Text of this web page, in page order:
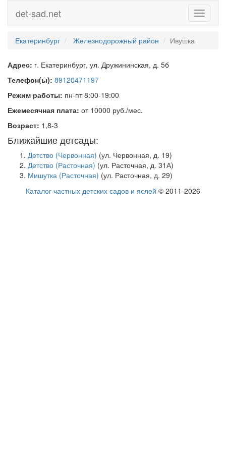
Toggle
det-sad.net
Екатеринбург Железнодорожный район Ивушка
Адрес: г. Екатеринбург, ул. Дружининская, д. 5б
Телефон(ы): 89120471197
Режим работы: пн-пт 8:00-19:00
Ежемесячная плата: от 10000 руб./мес.
Возраст: 1,8-3
Ближайшие детсады:
Детство (Червонная) (ул. Червонная, д. 19)
Детство (Расточная) (ул. Расточная, д. 31А)
Мишутка (Расточная) (ул. Расточная, д. 29)
Каталог частных детских садов и яслей © 2011-2026